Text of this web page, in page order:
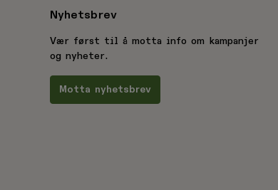
Nyhetsbrev
Vær først til å motta info om kampanjer
og nyheter.
Motta nyhetsbrev